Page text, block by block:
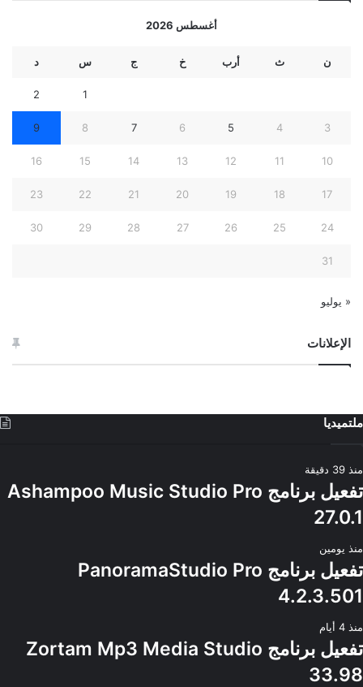
أغسطس 2026
ن ث أرب خ ج س د
1
2
3
4
5
6
7
8
9
10
11
12
13
14
15
16
17
18
19
20
21
22
23
24
25
26
27
28
29
30
31
« يوليو
الإعلانات
ملتميديا
منذ 39 دقيقة
تفعيل برنامج Ashampoo Music Studio Pro
27.0.1
منذ يومين
تفعيل برنامج PanoramaStudio Pro
4.2.3.501
منذ 4 أيام
تفعيل برنامج Zortam Mp3 Media Studio
33.98